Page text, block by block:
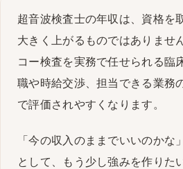
超音波検査士の年収は、資格を
大きく上がるものではありませ
コー検査を実務で任せられる臨
職や時給交渉、担当できる業務
で評価されやすくなります。
「今の収入のままでいいのかな
として、もう少し強みを作りた